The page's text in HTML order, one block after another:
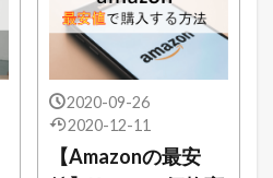
2020-09-26
2020-12-11
【Amazonの最安